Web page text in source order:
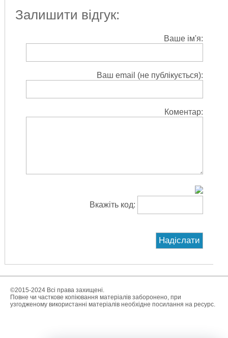
Залишити відгук:
Ваше ім'я:
Ваш email (не публікується):
Коментар:
Вкажіть код:
©2015-2024 Всі права захищені.
Повне чи часткове копіювання матеріалів заборонено, при
узгодженому використанні матеріалів необхідне посилання на ресурс.